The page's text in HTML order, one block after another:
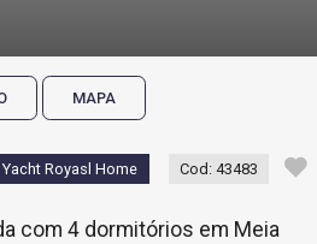
MAPA
Yacht Royasl Home Cod: 43483
com 4 dormitórios em Meia